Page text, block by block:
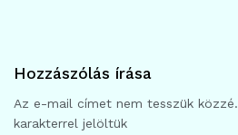
Hozzászólás írása
Az e-mail címet nem tesszük közzé.
karakterrel jelöltük